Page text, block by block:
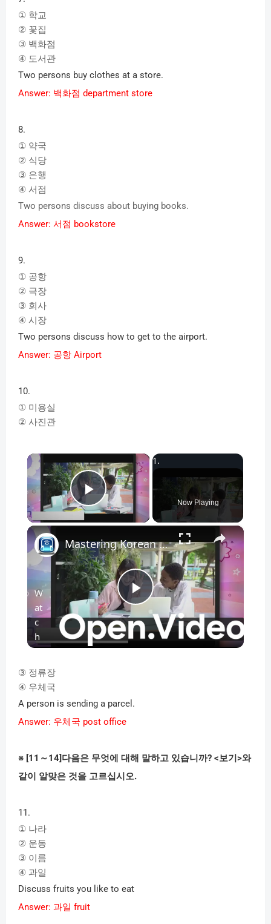
① 학교
② 꽃집
③ 백화점
④ 도서관
Two persons buy clothes at a store.
Answer: 백화점 department store
8.
① 약국
② 식당
③ 은행
④ 서점
Two persons discuss about buying books.
Answer: 서점 bookstore
9.
① 공항
② 극장
③ 회사
④ 시장
Two persons discuss how to get to the airport.
Answer: 공항 Airport
10.
① 미용실
② 사진관
×
Play Video Now Playing
×
P
V
i
Mastering Korean for Work_ Free EPS TOPIK Resources in 9 Languages
W
at
c
h
o
③ 정류장
④ 우체국
A person is sending a parcel.
Answer: 우체국 post office
※ [11 ～14] 다음은 무엇에 대해 말하고 있습니까? <보기 >와
같이
알맞은 것을 고르십시오.
11.
① 나라
② 운동
③ 이름
④ 과일
Discuss fruits you like to eat
Answer: 과일 fruit